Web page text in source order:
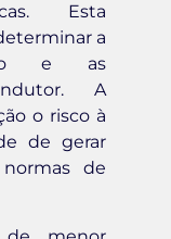
Esta
a
e as
A
o risco à
de gerar
de